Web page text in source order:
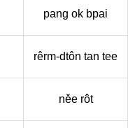
pang ok bpai
rêrm-dtôn tan tee
něe rôt